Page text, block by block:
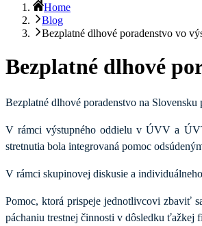
Home
Blog
Bezplatné dlhové poradenstvo vo
Bezplatné dlhové
Bezplatné dlhové poradenstvo na Slovensku
V rámcivýstupného oddielu v ÚVV a
stretnutia bola integrovaná pomoc
V rámci skupinovej diskusie a
Pomoc, ktorá prispeje jednotlivcovi zbaviť
páchaniu trestnej činnosti v dôsledku ťažkej